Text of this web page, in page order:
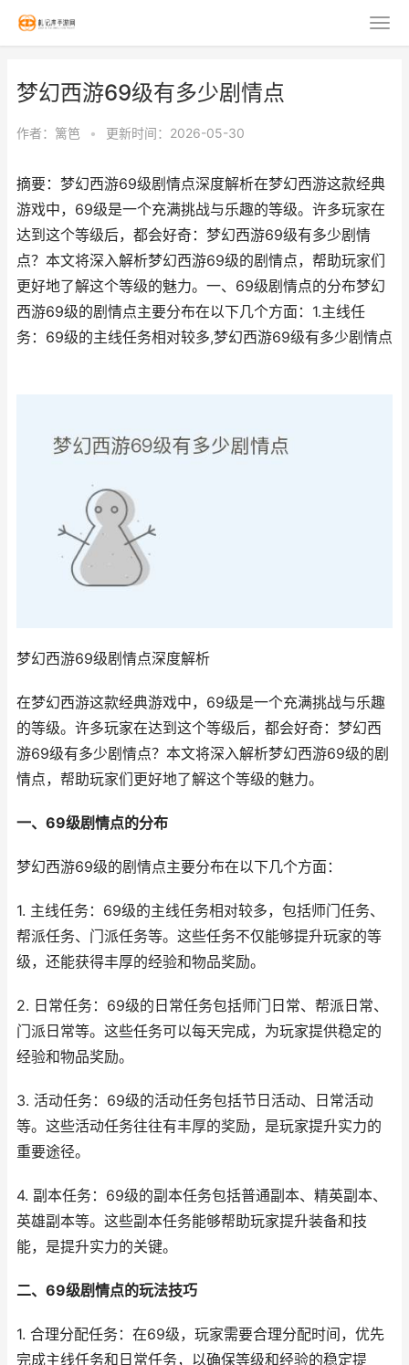
梦幻西游69级有多少剧情点
作者： 篱笆 • 更新时间：2026-05-30
摘要：梦幻西游69级剧情点深度解析在梦幻西游这款经典
游戏中，69级是一个充满挑战与乐趣的等级。许多玩家在
达到这个等级后，都会好奇：梦幻西游69级有多少剧情
点？本文将深入解析梦幻西游69级的剧情点，帮助玩家们
更好地了解这个等级的魅力。一、69级剧情点的分布梦幻
西游69级的剧情点主要分布在以下几个方面：1.主线任
务：69级的主线任务相对较多,梦幻西游69级有多少剧情点
梦幻西游69级剧情点深度解析
在梦幻西游这款经典游戏中，69级是一个充满挑战与乐趣
的等级。许多玩家在达到这个等级后，都会好奇：梦幻西
游69级有多少剧情点？本文将深入解析梦幻西游69级的剧
情点，帮助玩家们更好地了解这个等级的魅力。
一、69级剧情点的分布
梦幻西游69级的剧情点主要分布在以下几个方面：
1. 主线任务：69级的主线任务相对较多，包括师门任务、
帮派任务、门派任务等。这些任务不仅能够提升玩家的等
级，还能获得丰厚的经验和物品奖励。
2. 日常任务：69级的日常任务包括师门日常、帮派日常、
门派日常等。这些任务可以每天完成，为玩家提供稳定的
经验和物品奖励。
3. 活动任务：69级的活动任务包括节日活动、日常活动
等。这些活动任务往往有丰厚的奖励，是玩家提升实力的
重要途径。
4. 副本任务：69级的副本任务包括普通副本、精英副本、
英雄副本等。这些副本任务能够帮助玩家提升装备和技
能，是提升实力的关键。
二、69级剧情点的玩法技巧
1. 合理分配任务：在69级，玩家需要合理分配时间，优先
完成主线任务和日常任务，以确保等级和经验的稳定提